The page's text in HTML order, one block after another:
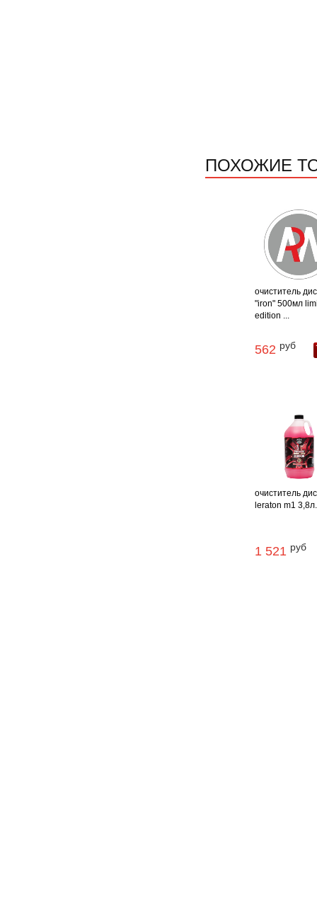
ПОХОЖИЕ
очиститель
"iron" 500мл
edition ...
562 руб
очиститель
leraton m1 3,8л.
1 521 руб